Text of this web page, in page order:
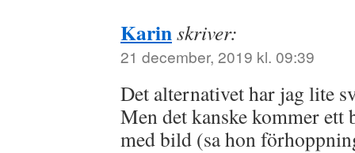
Karinskriver:
21 december, 2019 kl. 09:39
Det alternativet har jag lite
Men det kanske kommer ett
med bild (sa hon